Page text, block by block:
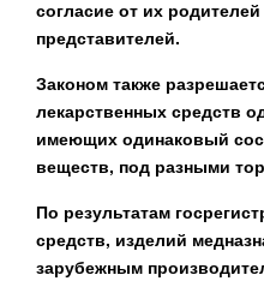
согласие от их
представителей.
Законом также
лекарственных средств
имеющих одинаковый
веществ, под разными
По результатам
средств, изделий
зарубежным